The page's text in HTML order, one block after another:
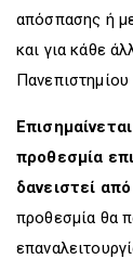
απόσπασης ή
και για κάθε
προθεσμία
δανειστεί
προθεσμία θα